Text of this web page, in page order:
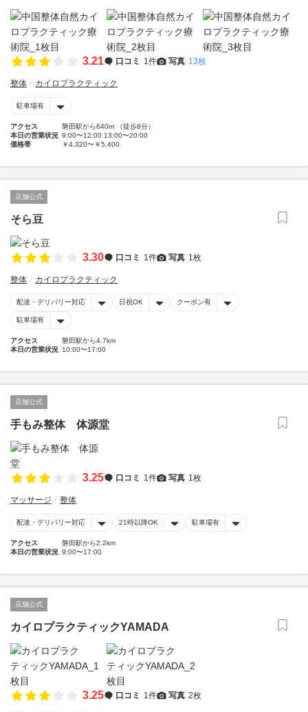
3.21 口コミ 1件 写真 13枚
整体 カイロプラクティック
駐車場有
アクセス
磐田駅から640m （徒歩8分）
本日の営業状況 9:00〜12:00 13:00〜20:00
価格帯
￥4,320〜￥5,400
店舗公式
そら豆
3.30 口コミ 1件 写真 1枚
整体 カイロプラクティック
配達・デリバリー対応 日祝OK クーポン有
駐車場有
アクセス
磐田駅から4.7km
本日の営業状況 10:00〜17:00
店舗公式
手もみ整体 体源堂
3.25 口コミ 1件 写真 1枚
マッサージ 整体
配達・デリバリー対応 21時以降OK 駐車場有
アクセス
磐田駅から2.2km
本日の営業状況 9:00〜17:00
店舗公式
カイロプラクティックYAMADA
3.25 口コミ 1件 写真 2枚